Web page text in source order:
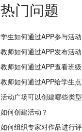
热门问题
学生如何通过APP参与活
教师如何通过APP发布活
教师如何通过APP查看班
教师如何通过APP给学生
活动广场可以创建哪些类
如何创建活动？
如何组织专家对作品进行